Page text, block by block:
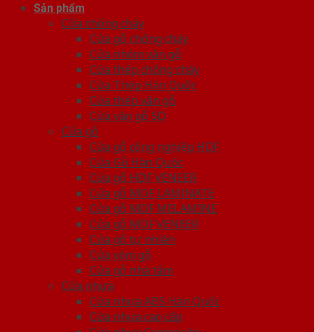
Sản phẩm
Cửa chống cháy
Cửa gỗ chống cháy
Cửa nhôm vân gỗ
Cửa thép chống cháy
Cửa Thép Hàn Quốc
Cửa thép vân gỗ
Cửa vân gỗ 5D
Cửa gỗ
Cửa gỗ công nghiệp HDF
Cửa Gỗ Hàn Quốc
Cửa gỗ HDF VENEER
Cửa gỗ MDF LAMINATE
Cửa gỗ MDF MELAMINE
Cửa gỗ MDF VENEER
Cửa gỗ tự nhiên
Cửa vòm gỗ
Cửa gỗ nhà tắm
Cửa nhựa
Cửa nhựa ABS Hàn Quốc
Cửa nhựa cao cấp